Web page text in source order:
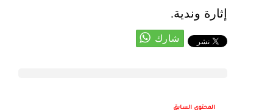
إثارة وندية.
المحتوى السابق